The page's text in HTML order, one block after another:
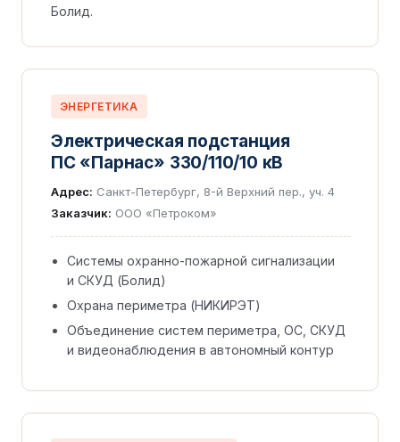
Болид.
ЭНЕРГЕТИКА
Электрическая подстанция
ПС «Парнас» 330/110/10 кВ
Адрес: Санкт-Петербург, 8-й Верхний пер., уч. 4
Заказчик: ООО «Петроком»
Системы охранно-пожарной сигнализации
и СКУД (Болид)
Охрана периметра (НИКИРЭТ)
Объединение систем периметра, ОС, СКУД
и видеонаблюдения в автономный контур